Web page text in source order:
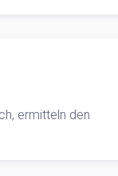
ermitteln den